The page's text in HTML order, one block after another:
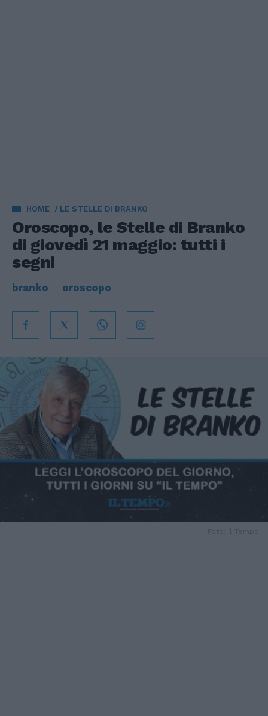
HOME LE STELLE DI BRANKO
Oroscopo, le Stelle di Branko
di giovedì 21 maggio: tutti i
segni
branko oroscopo